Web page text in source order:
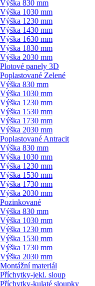
Výška 830 mm
Výška 1030 mm
Výška 1230 mm
Výška 1430 mm
Výška 1630 mm
Výška 1830 mm
Výška 2030 mm
Plotové panely 3D
Poplastované Zelené
Výška 830 mm
Výška 1030 mm
Výška 1230 mm
Výška 1530 mm
Výška 1730 mm
Výška 2030 mm
Poplastované Antracit
Výška 830 mm
Výška 1030 mm
Výška 1230 mm
Výška 1530 mm
Výška 1730 mm
Výška 2030 mm
Pozinkované
Výška 830 mm
Výška 1030 mm
Výška 1230 mm
Výška 1530 mm
Výška 1730 mm
Výška 2030 mm
Montážní materiál
Příchytky-jekl. sloup
Příchytky-kulaté sloupky